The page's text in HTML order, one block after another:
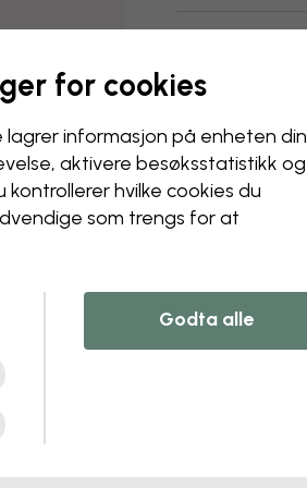
for cookies
informasjon på enheten din
aktivere besøks­statistikk og
hvilke cookies du
som trengs for at
Godta alle